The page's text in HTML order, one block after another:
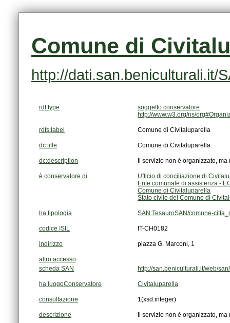
Comune di
http://dati.san.beniculturali.it/
rdf:type
soggetto conservatore
http://www.w3.org/ns/
rdfs:label Comune di Civitaluparella
dc:title Comune di Civitaluparella
dc:description Il servizio non è organizzato,
è conservatore di
Ufficio di conciliazione di
Ente comunale di assistenza -
Comune di Civitaluparella
Stato civile del Comune di
ha tipologia SAN:TesauroSAN/comune-
codice ISIL IT-CH0182
indirizzo piazza G. Marconi, 1
altro accesso
scheda SAN
http://san.beniculturali.it/web/
ha luogoConservatore Civitaluparella
consultazione 1(xsd:integer)
descrizione Il servizio non è organizzato,